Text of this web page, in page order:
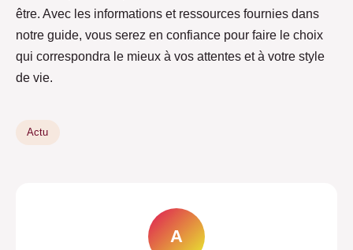
être. Avec les informations et ressources fournies dans
notre guide, vous serez en confiance pour faire le choix
qui correspondra le mieux à vos attentes et à votre style
de vie.
Actu
A